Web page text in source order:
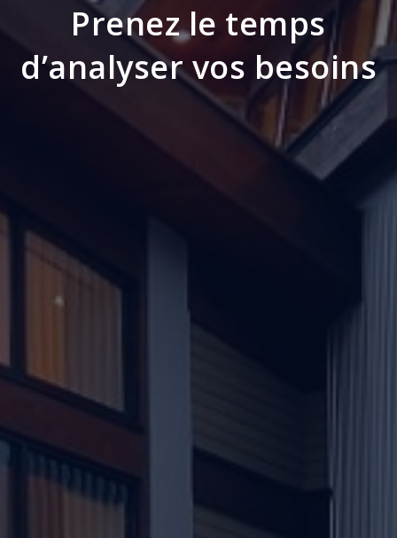
Prenez le temps
d’analyser vos besoins